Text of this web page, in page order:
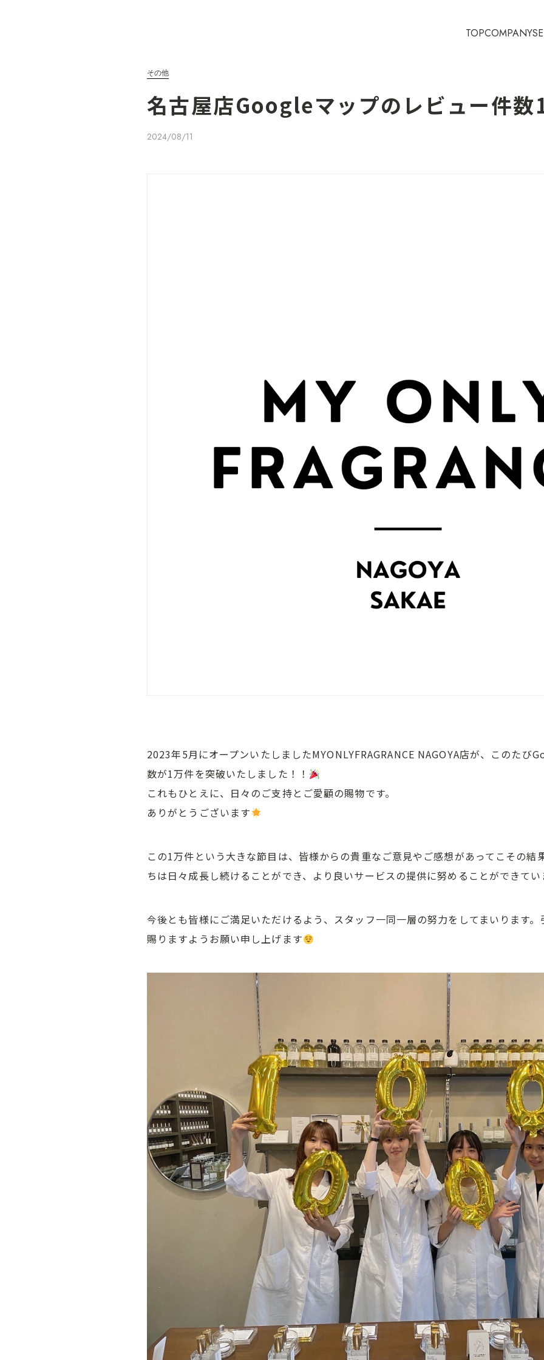
TOPCOMPANY
その他
名古屋店Googleマップのレビュー件数
2024/08/11
2023年5月にオープンいたしましたMYONLYFRAGRANCE NAGOYA店が、このたび
数が1万件を突破いたしました！！
これもひとえに、日々のご支持とご愛顧の賜物です。
ありがとうございます
この1万件という大きな節目は、皆様からの貴重なご意見やご感想があってこその結
ちは日々成長し続けることができ、より良いサービスの提供に努めることができてい
今後とも皆様にご満足いただけるよう、スタッフ一同一層の努力をしてまいります
賜りますようお願い申し上げます